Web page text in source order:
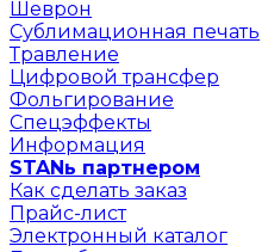
Шеврон
Сублимационная печать
Травление
Цифровой трансфер
Фольгирование
Спецэффекты
Информация
STANь партнером
Как сделать заказ
Прайс-лист
Электронный каталог